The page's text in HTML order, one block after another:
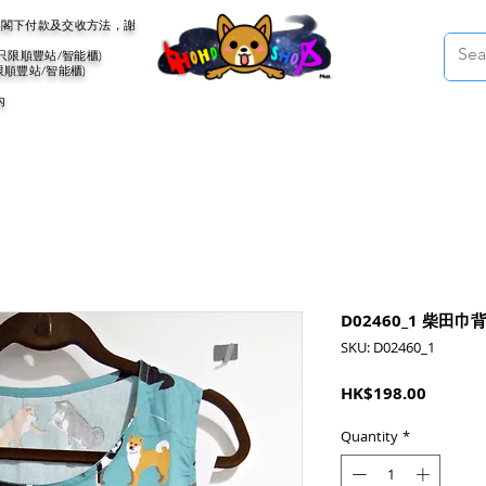
下付款及交收方法，謝
限順豐站/智能櫃)
順豐站/智能櫃)
D02460_1 柴田巾
SKU: D02460_1
HK$198.00
Quantity *